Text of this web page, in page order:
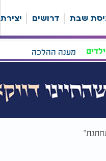
שבת דרושים
ילדים מענה ההלכה